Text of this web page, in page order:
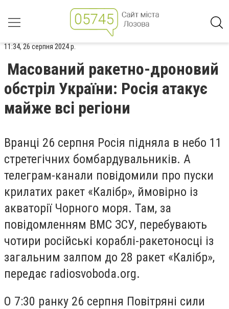
11:34, 26 серпня 2024 р.
Масований ракетно-дроновий
обстріл України: Росія атакує
майже всі регіони
Вранці 26 серпня Росія підняла в небо 11
стретегічних бомбардувальників. А
телеграм-канали повідомили про пуски
крилатих ракет «Калібр», ймовірно із
акваторії Чорного моря. Там, за
повідомленням ВМС ЗСУ, перебувають
чотири російські кораблі-ракетоносці із
загальним залпом до 28 ракет «Калібр»,
передає radiosvoboda.org.
О 7:30 ранку 26 серпня Повітряні сили